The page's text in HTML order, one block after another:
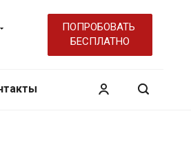
ПОПРОБОВАТЬ
БЕСПЛАТНО